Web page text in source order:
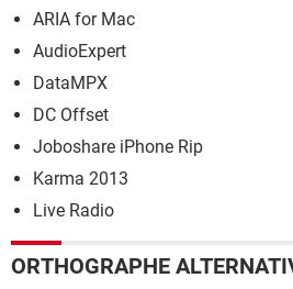
ARIA for Mac
AudioExpert
DataMPX
DC Offset
Joboshare iPhone Rip
Karma 2013
Live Radio
ORTHOGRAPHE